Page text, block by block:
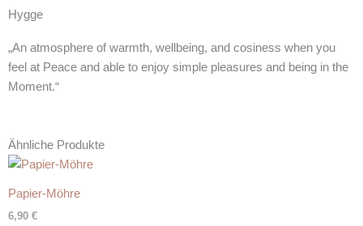
Hygge
„An atmosphere of warmth, wellbeing, and cosiness when you
feel at Peace and able to enjoy simple pleasures and being in the
Moment.“
Ähnliche Produkte
Papier-Möhre
6,90 €